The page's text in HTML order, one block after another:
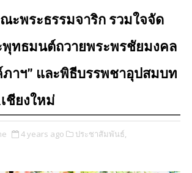
ะพระธรรมจาริก รวมใจจัด
ทธมนต์ถวายพระพรชัยมงคล
ภาฯ” และพิธีบรรพชาอุปสมบท
ชียงใหม่
4 years ago ประชาสัมพันธ์,